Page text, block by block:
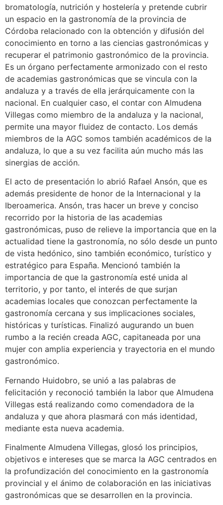
bromatología, nutrición y hostelería y pretende cubrir
un espacio en la gastronomía de la provincia de
Córdoba relacionado con la obtención y difusión del
conocimiento en torno a las ciencias gastronómicas y
recuperar el patrimonio gastronómico de la provincia.
Es un órgano perfectamente armonizado con el resto
de academias gastronómicas que se vincula con la
andaluza y a través de ella jerárquicamente con la
nacional. En cualquier caso, el contar con Almudena
Villegas como miembro de la andaluza y la nacional,
permite una mayor fluidez de contacto. Los demás
miembros de la AGC somos también académicos de la
andaluza, lo que a su vez facilita aún mucho más las
sinergias de acción.
El acto de presentación lo abrió Rafael Ansón, que es
además presidente de honor de la Internacional y la
Iberoamerica. Ansón, tras hacer un breve y conciso
recorrido por la historia de las academias
gastronómicas, puso de relieve la importancia que en la
actualidad tiene la gastronomía, no sólo desde un punto
de vista hedónico, sino también económico, turístico y
estratégico para España. Mencionó también la
importancia de que la gastronomía esté unida al
territorio, y por tanto, el interés de que surjan
academias locales que conozcan perfectamente la
gastronomía cercana y sus implicaciones sociales,
históricas y turísticas. Finalizó augurando un buen
rumbo a la recién creada AGC, capitaneada por una
mujer con amplia experiencia y trayectoria en el mundo
gastronómico.
Fernando Huidobro, se unió a las palabras de
felicitación y reconoció también la labor que Almudena
Villegas está realizando como comendadora de la
andaluza y que ahora plasmará con más identidad,
mediante esta nueva academia.
Finalmente Almudena Villegas, glosó los principios,
objetivos e intereses que se marca la AGC centrados en
la profundización del conocimiento en la gastronomía
provincial y el ánimo de colaboración en las iniciativas
gastronómicas que se desarrollen en la provincia.